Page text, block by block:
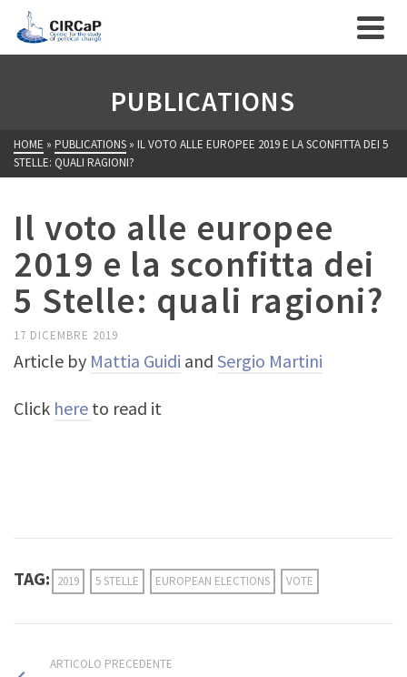
PUBLICATIONS
HOME » PUBLICATIONS » IL VOTO ALLE EUROPEE 2019 E LA SCONFITTA DEI 5
STELLE: QUALI RAGIONI?
Il voto alle europee
2019 e la sconfitta dei
5 Stelle: quali ragioni?
17 DICEMBRE 2019
Article by Mattia Guidi and Sergio Martini
Click here to read it
TAG: 2019 5 STELLE EUROPEAN ELECTIONS VOTE
ARTICOLO PRECEDENTE